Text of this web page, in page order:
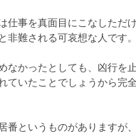
仕事を真面目にこなしただ
非難される可哀想な人です。
なかったとしても、凶行を
ていたことでしょうから完
番というものがありますが